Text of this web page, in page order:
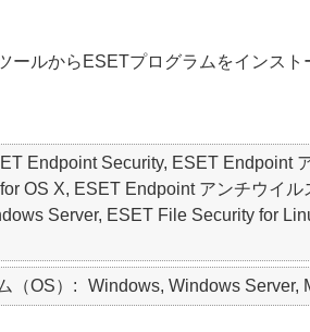
ールからESETプログラムをインス
Endpoint Security, ESET Endpoint
OS X, ESET Endpoint アンチウイ
Server, ESET File Security for
（OS） Windows, Windows Server,